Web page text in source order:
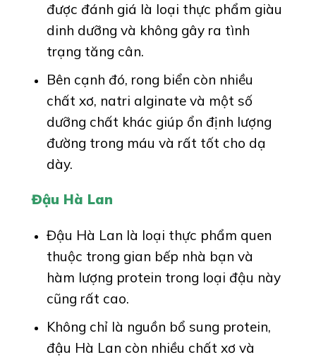
được đánh giá là loại thực phẩm giàu
dinh dưỡng và không gây ra tình
trạng tăng cân.
Bên cạnh đó, rong biển còn nhiều
chất xơ, natri alginate và một số
dưỡng chất khác giúp ổn định lượng
đường trong máu và rất tốt cho dạ
dày.
Đậu Hà Lan
Đậu Hà Lan là loại thực phẩm quen
thuộc trong gian bếp nhà bạn và
hàm lượng protein trong loại đậu này
cũng rất cao.
Không chỉ là nguồn bổ sung protein,
đậu Hà Lan còn nhiều chất xơ và